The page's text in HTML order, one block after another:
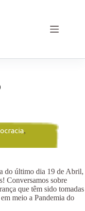
,
do último dia 19 de Abril,
Conversamos sobre
que têm sido tomadas
meio a Pandemia do